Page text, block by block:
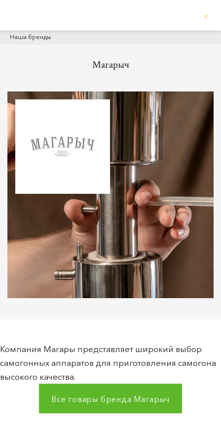
0
Наши бренды
Магарыч
Компания Магары представляет широкий выбор
самогонных аппаратов для приготовления самогона
высокого качества.
Все товары бренда Магарыч